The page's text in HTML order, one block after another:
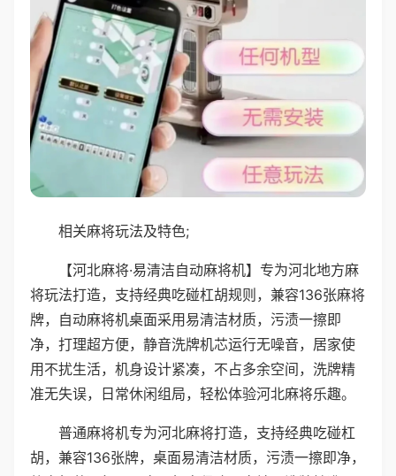
相关麻将玩法及特色;
【河北麻将·易清洁自动麻将机】专为河北地方麻
将玩法打造，支持经典吃碰杠胡规则，兼容136张麻将
牌，自动麻将机桌面采用易清洁材质，污渍一擦即
净，打理超方便，静音洗牌机芯运行无噪音，居家使
用不扰生活，机身设计紧凑，不占多余空间，洗牌精
准无失误，日常休闲组局，轻松体验河北麻将乐趣。
普通麻将机专为河北麻将打造，支持经典吃碰杠
胡，兼容136张牌，桌面易清洁材质，污渍一擦即净，